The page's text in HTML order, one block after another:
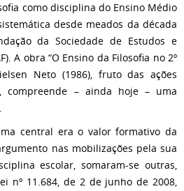
como disciplina do Ensino Médio
desde meados da década
da Sociedade de Estudos e
A obra “O Ensino da Filosofia no 2º
Neto (1986), fruto das ações
compreende – ainda hoje – uma
central era o valor formativo da
nas mobilizações pela sua
escolar, somaram-se outras,
nº 11.684, de 2 de junho de 2008,